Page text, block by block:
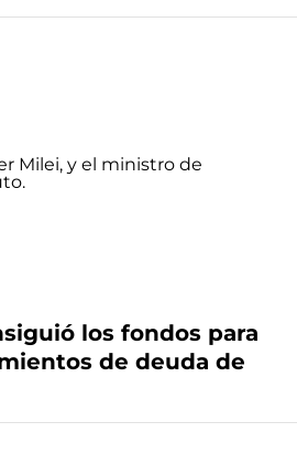
los fondos para
de deuda de